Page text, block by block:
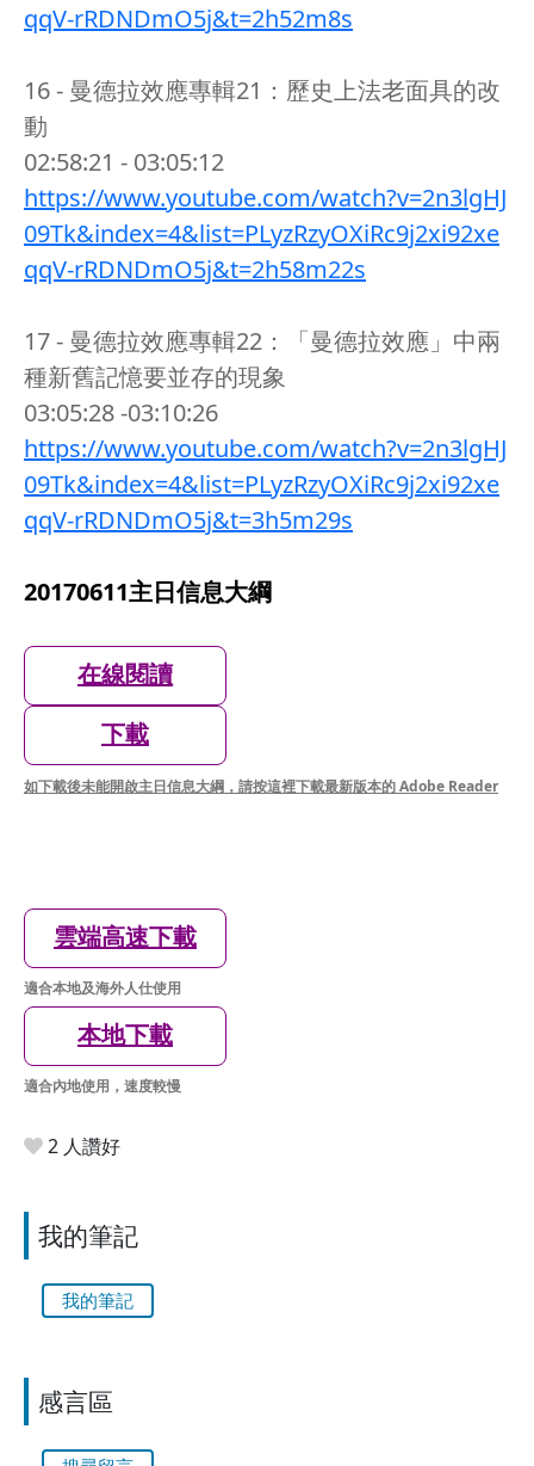
qqV-rRDNDmO5j&t=2h52m8s
16 - 曼德拉效應專輯21：歷史上法老面具的改
動
02:58:21 - 03:05:12
https://www.youtube.com/watch?v=2n3lgHJ
09Tk&index=4&list=PLyzRzyOXiRc9j2xi92xe
qqV-rRDNDmO5j&t=2h58m22s
17 - 曼德拉效應專輯22：「曼德拉效應」中兩
種新舊記憶要並存的現象
03:05:28 -03:10:26
https://www.youtube.com/watch?v=2n3lgHJ
09Tk&index=4&list=PLyzRzyOXiRc9j2xi92xe
qqV-rRDNDmO5j&t=3h5m29s
20170611主日信息大綱
在線閱讀
下載
如下載後未能開啟主日信息大綱，請按這裡下載最新版本的 Adobe Reader
雲端高速下載
適合本地及海外人仕使用
本地下載
適合內地使用，速度較慢
2 人讚好
我的筆記
我的筆記
感言區